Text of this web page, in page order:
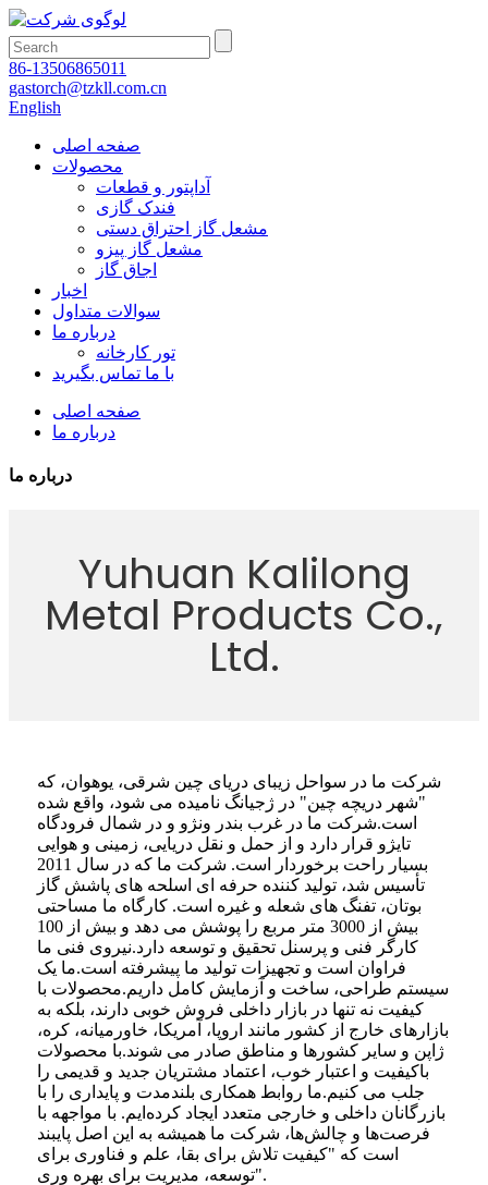
86-13506865011
gastorch@tzkll.com.cn
English
صفحه اصلی
محصولات
آداپتور و قطعات
فندک گازی
مشعل گاز احتراق دستی
مشعل گاز پیزو
اجاق گاز
اخبار
سوالات متداول
درباره ما
تور کارخانه
با ما تماس بگیرید
صفحه اصلی
درباره ما
درباره ما
Yuhuan Kalilong
Metal Products Co.,
Ltd.
شرکت ما در سواحل زیبای دریای چین شرقی، یوهوان، که
"شهر دریچه چین" در ژجیانگ نامیده می شود، واقع شده
است.شرکت ما در غرب بندر ونژو و در شمال فرودگاه
تایژو قرار دارد و از حمل و نقل دریایی، زمینی و هوایی
بسیار راحت برخوردار است. شرکت ما که در سال 2011
تأسیس شد، تولید کننده حرفه ای اسلحه های پاشش گاز
بوتان، تفنگ های شعله و غیره است. کارگاه ما مساحتی
بیش از 3000 متر مربع را پوشش می دهد و بیش از 100
کارگر فنی و پرسنل تحقیق و توسعه دارد.نیروی فنی ما
فراوان است و تجهیزات تولید ما پیشرفته است.ما یک
سیستم طراحی، ساخت و آزمایش کامل داریم.محصولات با
کیفیت نه تنها در بازار داخلی فروش خوبی دارند، بلکه به
بازارهای خارج از کشور مانند اروپا، آمریکا، خاورمیانه، کره،
ژاپن و سایر کشورها و مناطق صادر می شوند.با محصولات
باکیفیت و اعتبار خوب، اعتماد مشتریان جدید و قدیمی را
جلب می کنیم.ما روابط همکاری بلندمدت و پایداری را با
بازرگانان داخلی و خارجی متعدد ایجاد کرده‌ایم. با مواجهه با
فرصت‌ها و چالش‌ها، شرکت ما همیشه به این اصل پایبند
است که "کیفیت تلاش برای بقا، علم و فناوری برای
توسعه، مدیریت برای بهره وری".